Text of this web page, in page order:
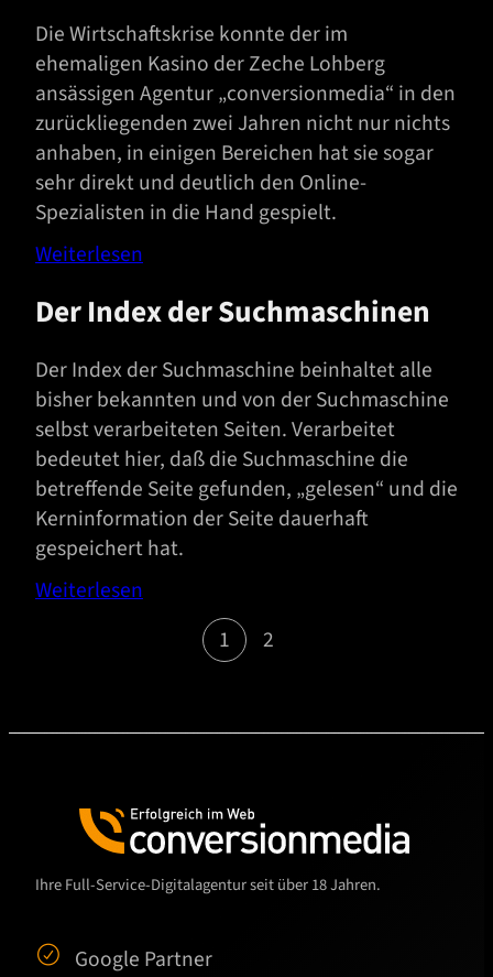
Die Wirtschaftskrise konnte der im
ehemaligen Kasino der Zeche Lohberg
ansässigen Agentur „conversionmedia“ in den
zurückliegenden zwei Jahren nicht nur nichts
anhaben, in einigen Bereichen hat sie sogar
sehr direkt und deutlich den Online-
Spezialisten in die Hand gespielt.
Weiterlesen
Der Index der Suchmaschinen
Der Index der Suchmaschine beinhaltet alle
bisher bekannten und von der Suchmaschine
selbst verarbeiteten Seiten. Verarbeitet
bedeutet hier, daß die Suchmaschine die
betreffende Seite gefunden, „gelesen“ und die
Kerninformation der Seite dauerhaft
gespeichert hat.
Weiterlesen
1
2
Ihre Full-Service-Digitalagentur seit über 18 Jahren.
Google Partner